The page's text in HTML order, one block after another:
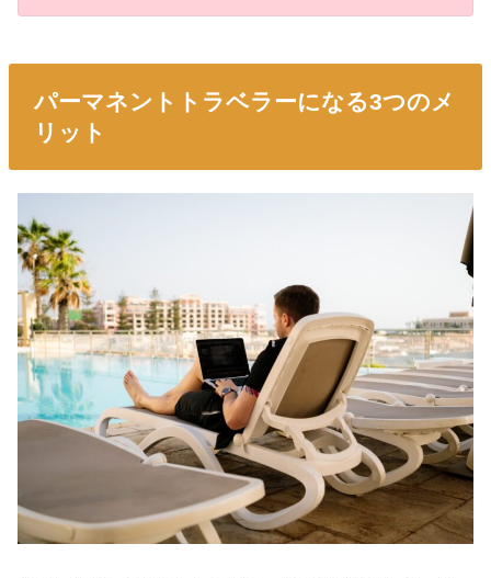
パーマネントトラベラーになる3つのメ
リット